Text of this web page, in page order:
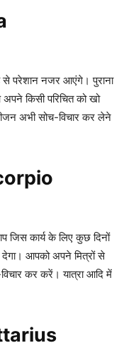
परेशान नजर आएंगे। पुराना
किसी परिचित को खो
अभी सोच-विचार कर लेने
जिस कार्य के लिए कुछ दिनों
आपको अपने मित्रों से
कर करें। यात्रा आदि में